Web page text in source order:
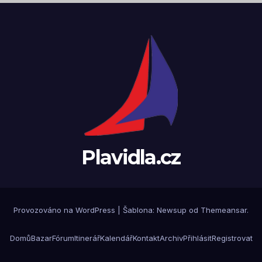
Plavidla.cz
Provozováno na WordPress Šablona: Newsup od Themeansar.
DomůBazarFórumItinerářKalendářKontaktArchivPřihlásitRegistrovat